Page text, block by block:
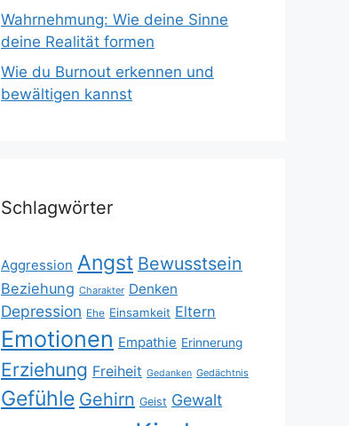
Wahrnehmung: Wie deine Sinne
deine Realität formen
Wie du Burnout erkennen und
bewältigen kannst
Schlagwörter
Aggression Angst Bewusstsein
Beziehung Charakter Denken
Depression Ehe Einsamkeit Eltern
Emotionen Empathie Erinnerung
Erziehung Freiheit Gedanken Gedächtnis
Gefühle Gehirn Geist Gewalt